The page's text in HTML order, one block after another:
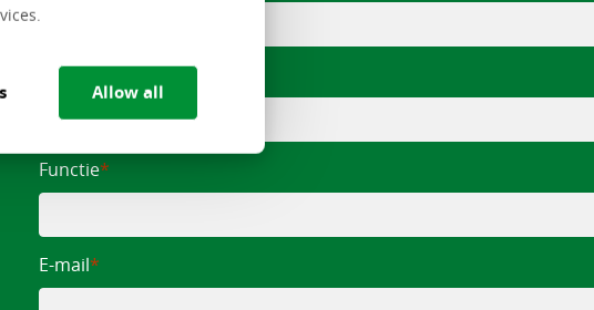
Allow all
Organisatie
Functie
E-mail